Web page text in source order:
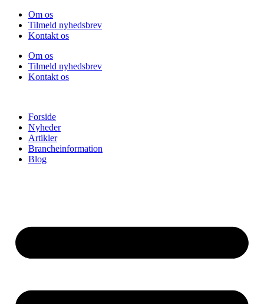
Videre
indhold
Om os
Tilmeld nyhedsbrev
Kontakt os
Om os
Tilmeld nyhedsbrev
Kontakt os
Forside
Nyheder
Artikler
Brancheinformation
Blog